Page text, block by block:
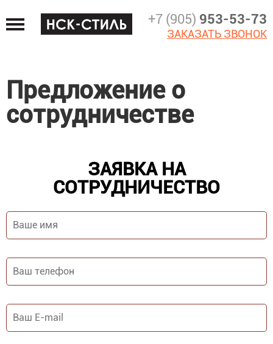
to
navigation
+7 (905) 953-53-73
ЗАКАЗАТЬ ЗВОНОК
Предложение о
сотрудничестве
ЗАЯВКА НА
СОТРУДНИЧЕСТВО
Ваше
Ваш
Ваш